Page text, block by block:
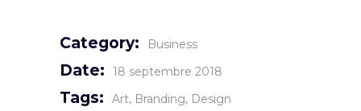
Category: Business
Date: 18 septembre 2018
Tags: Art Branding Design